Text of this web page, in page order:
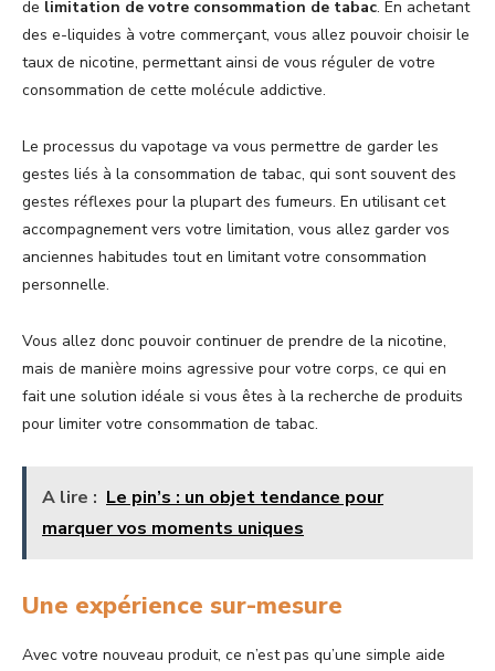
de limitation de votre consommation de tabac. En achetant
des e-liquides à votre commerçant, vous allez pouvoir choisir le
taux de nicotine, permettant ainsi de vous réguler de votre
consommation de cette molécule addictive.
Le processus du vapotage va vous permettre de garder les
gestes liés à la consommation de tabac, qui sont souvent des
gestes réflexes pour la plupart des fumeurs. En utilisant cet
accompagnement vers votre limitation, vous allez garder vos
anciennes habitudes tout en limitant votre consommation
personnelle.
Vous allez donc pouvoir continuer de prendre de la nicotine,
mais de manière moins agressive pour votre corps, ce qui en
fait une solution idéale si vous êtes à la recherche de produits
pour limiter votre consommation de tabac.
A lire : Le pin’s : un objet tendance pour
marquer vos moments uniques
Une expérience sur-mesure
Avec votre nouveau produit, ce n’est pas qu’une simple aide